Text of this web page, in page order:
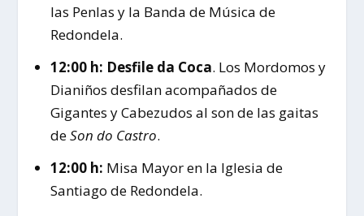
las Penlas y la Banda de Música de
Redondela.
12:00 h: Desfile da Coca. Los Mordomos y
Dianiños desfilan acompañados de
Gigantes y Cabezudos al son de las gaitas
deSon do Castro.
12:00 h: Misa Mayor en la Iglesia de
Santiago de Redondela.